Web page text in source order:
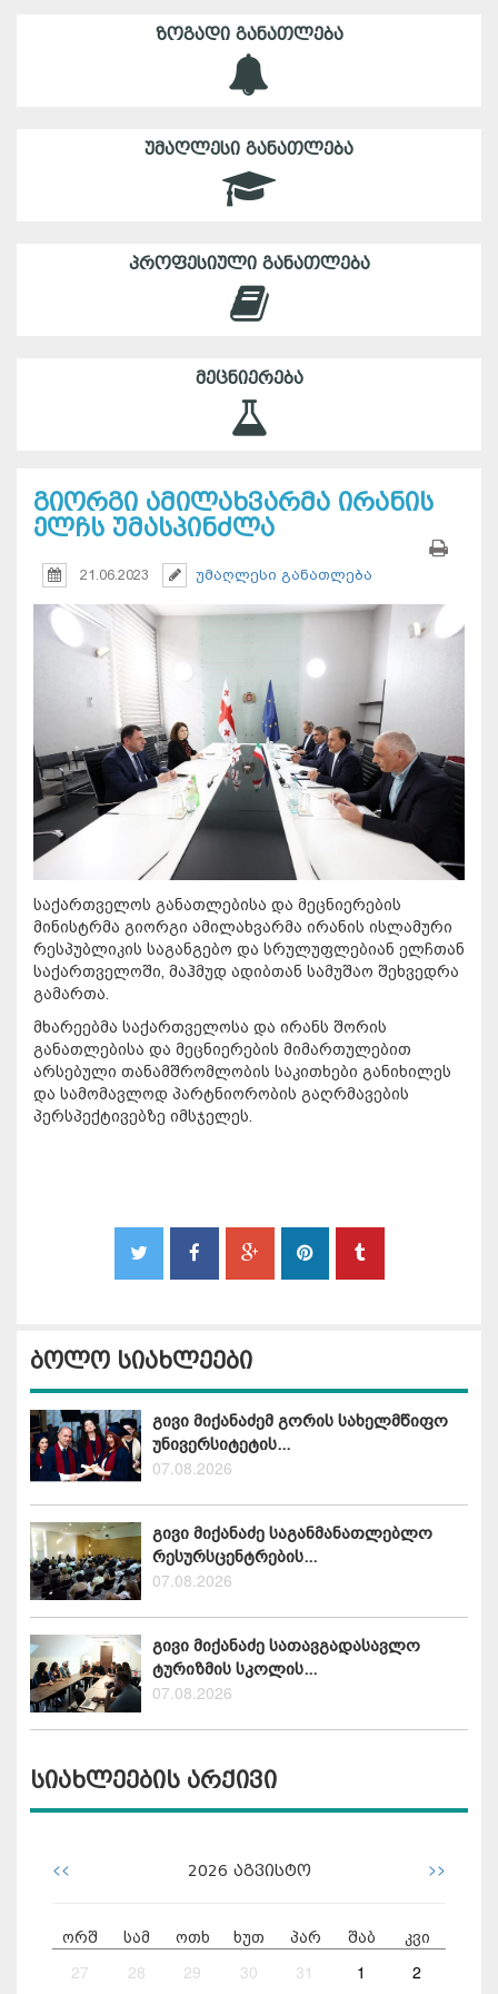
ᲖᲝᲒᲐᲓᲘ ᲒᲐᲜᲐᲗᲚᲔᲑᲐ
ᲣᲛᲐᲦᲚᲔᲡᲘ ᲒᲐᲜᲐᲗᲚᲔᲑᲐ
ᲞᲠᲝᲤᲔᲡᲘᲣᲚᲘ ᲒᲐᲜᲐᲗᲚᲔᲑᲐ
ᲛᲔᲪᲜᲘᲔᲠᲔᲑᲐ
გიორგი ამილახვარმა ირანის
ელჩს უმასპინძლა
21.06.2023 უმაღლესი განათლება
საქართველოს განათლებისა და მეცნიერების
მინისტრმა გიორგი ამილახვარმა ირანის ისლამური
რესპუბლიკის საგანგებო და სრულუფლებიან ელჩთან
საქართველოში, მაჰმუდ ადიბთან სამუშაო შეხვედრა
გამართა.
მხარეებმა საქართველოსა და ირანს შორის
განათლებისა და მეცნიერების მიმართულებით
არსებული თანამშრომლობის საკითხები განიხილეს
და სამომავლოდ პარტნიორობის გაღრმავების
პერსპექტივებზე იმსჯელეს.
ბოლო სიახლეები
გივი მიქანაძემ გორის სახელმწიფო
უნივერსიტეტის...
07.08.2026
გივი მიქანაძე საგანმანათლებლო
რესურსცენტრების...
07.08.2026
გივი მიქანაძე სათავგადასავლო
ტურიზმის სკოლის...
07.08.2026
სიახლეების არქივი
<< 2026 აგვისტო >>
ორშ სამ ოთხ ხუთ პარ შაბ კვი
27 28 29 30 31 1 2